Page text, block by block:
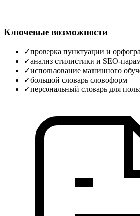
Ключевые возможности
✓проверка пунктуации и
✓анализ стилистики и
✓использование машинного
✓большой словарь словоформ
✓персональный словарь для